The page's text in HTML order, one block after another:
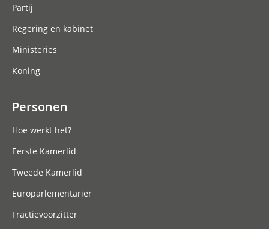
Partij
Regering en kabinet
Ministeries
Koning
Personen
Hoe werkt het?
Eerste Kamerlid
Tweede Kamerlid
Europarlementariër
Fractievoorzitter